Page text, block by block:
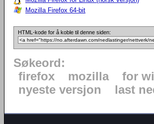
Mozilla Firefox 64-bit
HTML-kode for å koble til denne siden:
Søkeord:
firefox
mozilla for
nyeste versjon
last